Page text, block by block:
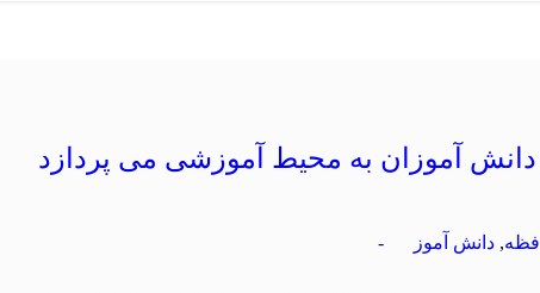
دانش آموزان به محیط آموزشی می پردازد
, دانش آموز -